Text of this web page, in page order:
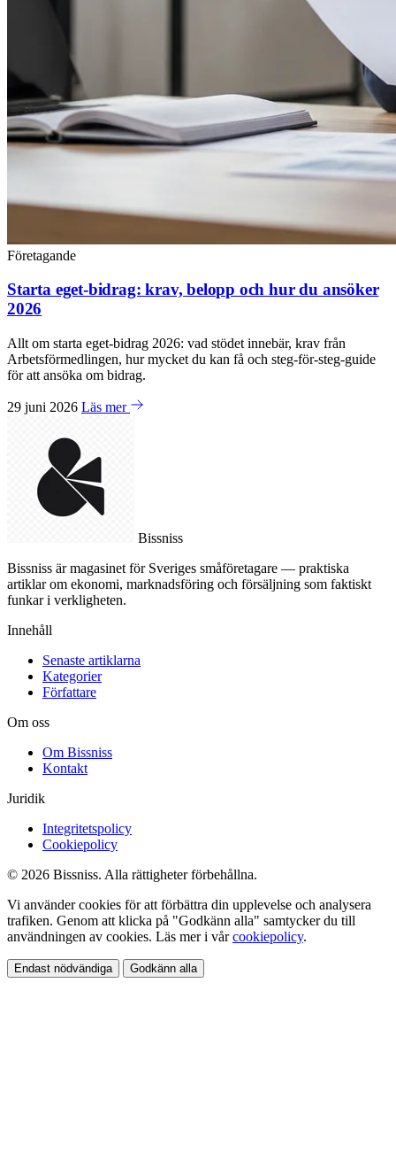
Företagande
Starta eget-bidrag: krav, belopp och hur du ansöker
2026
Allt om starta eget-bidrag 2026: vad stödet innebär, krav från
Arbetsförmedlingen, hur mycket du kan få och steg-för-steg-guide
för att ansöka om bidrag.
29 juni 2026 Läs mer
Bissniss
Bissniss är magasinet för Sveriges småföretagare — praktiska
artiklar om ekonomi, marknadsföring och försäljning som faktiskt
funkar i verkligheten.
Innehåll
Senaste artiklarna
Kategorier
Författare
Om oss
Om Bissniss
Kontakt
Juridik
Integritetspolicy
Cookiepolicy
© 2026 Bissniss. Alla rättigheter förbehållna.
Vi använder cookies för att förbättra din upplevelse och analysera
trafiken. Genom att klicka på "Godkänn alla" samtycker du till
användningen av cookies. Läs mer i vårcookiepolicy.
Endast nödvändiga Godkänn alla